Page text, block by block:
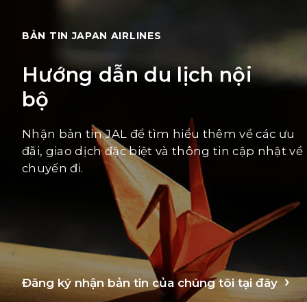
BẢN TIN JAPAN AIRLINES
Hướng dẫn du lịch nội
bộ
Nhận bản tin JAL để tìm hiểu thêm về các ưu
đãi, giao dịch đặc biệt và thông tin cập nhật về
chuyến đi.
Đăng ký nhận bản tin của chúng tôi tại đây